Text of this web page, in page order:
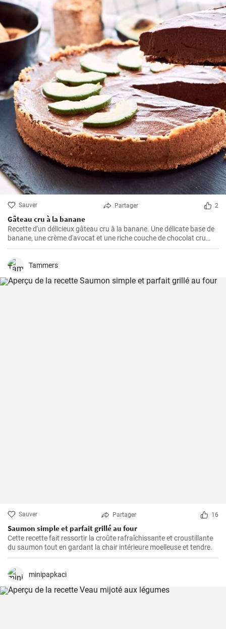
Sauver Partager 2
Gâteau cru à la banane
Recette d'un délicieux gâteau cru à la banane. Une délicate base de
banane, une crème d'avocat et une riche couche de chocolat cru
créent une parfaite harmonie de saveurs.
Tammers
Sauver Partager 16
Saumon simple et parfait grillé au four
Cette recette fait ressortir la croûte rafraîchissante et croustillante
du saumon tout en gardant la chair intérieure moelleuse et tendre.
minipapkaci